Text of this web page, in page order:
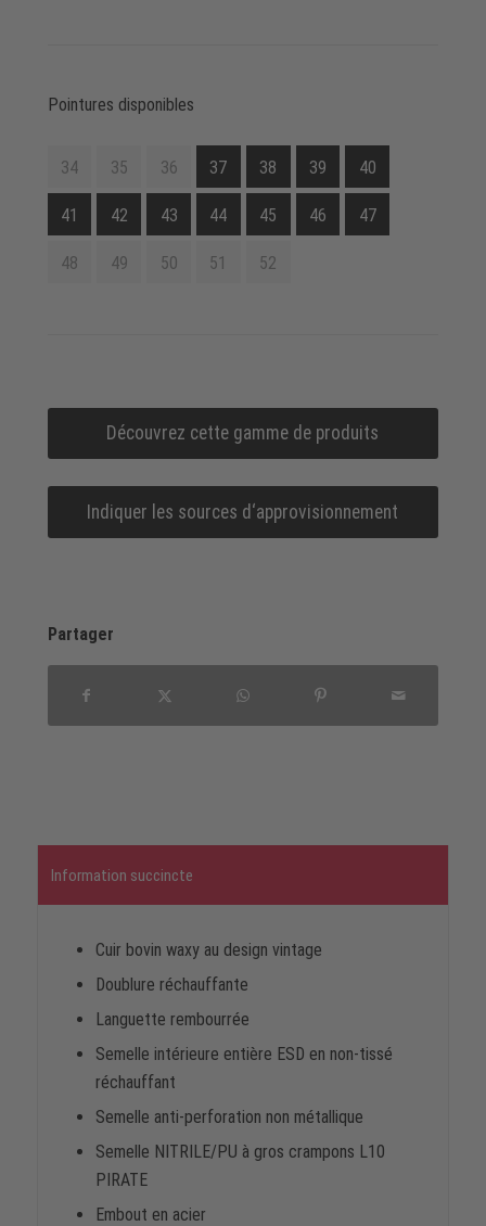
Pointures disponibles
34 35 36 37 38 39 40
41 42 43 44 45 46 47
48 49 50 51 52
Découvrez cette gamme de produits
Indiquer les sources d‘approvisionnement
Partager
Information succincte
Cuir bovin waxy au design vintage
Doublure réchauffante
Languette rembourrée
Semelle intérieure entière ESD en non-tissé
réchauffant
Semelle anti-perforation non métallique
Semelle NITRILE/PU à gros crampons L10
PIRATE
Embout en acier